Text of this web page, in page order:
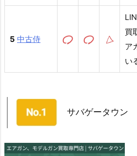
5 中古侍
買
ア
い
サバゲータウン